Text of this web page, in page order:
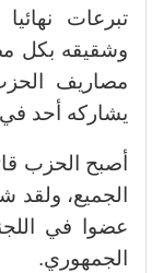
تبرعات
وشقيقه بكل
مصاريف
يشاركه أحد
أصبح الحزب
الجميع، ولقد
عضوا في
الجمهوري.